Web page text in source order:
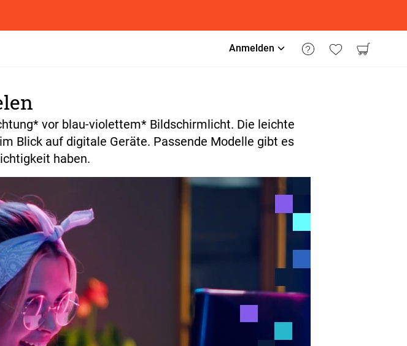
Anmelden
vor blau-violettem* Bildschirmlicht. Die leichte
Blick auf digitale Geräte. Passende Modelle gibt es
haben.